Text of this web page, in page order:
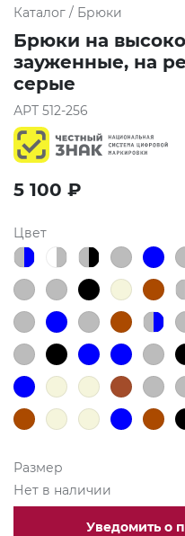
Каталог / Брюки
Брюки на
зауженные, на
серые
АРТ 512-256
5 100 ₽
Цвет
Размер
Нет в наличии
Уведомить о